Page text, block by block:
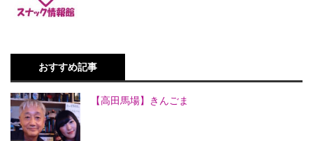
おすすめ記事
【高田馬場】きんごま